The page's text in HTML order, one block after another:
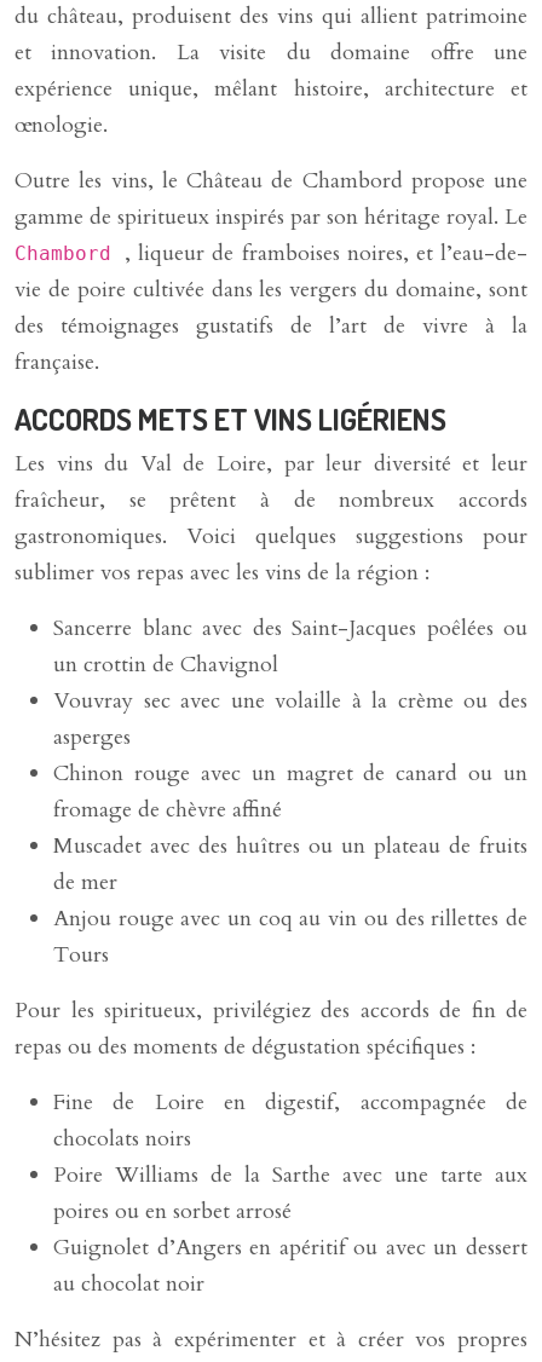
du château, produisent des vins qui allient patrimoine
et innovation. La visite du domaine offre une
expérience unique, mêlant histoire, architecture et
œnologie.
Outre les vins, le Château de Chambord propose une
gamme de spiritueux inspirés par son héritage royal. Le
Chambord , liqueur de framboises noires, et l’eau-de-
vie de poire cultivée dans les vergers du domaine, sont
des témoignages gustatifs de l’art de vivre à la
française.
ACCORDS METS ET VINS LIGÉRIENS
Les vins du Val de Loire, par leur diversité et leur
fraîcheur, se prêtent à de nombreux accords
gastronomiques. Voici quelques suggestions pour
sublimer vos repas avec les vins de la région :
Sancerre blanc avec des Saint-Jacques poêlées ou
un crottin de Chavignol
Vouvray sec avec une volaille à la crème ou des
asperges
Chinon rouge avec un magret de canard ou un
fromage de chèvre affiné
Muscadet avec des huîtres ou un plateau de fruits
de mer
Anjou rouge avec un coq au vin ou des rillettes de
Tours
Pour les spiritueux, privilégiez des accords de fin de
repas ou des moments de dégustation spécifiques :
Fine de Loire en digestif, accompagnée de
chocolats noirs
Poire Williams de la Sarthe avec une tarte aux
poires ou en sorbet arrosé
Guignolet d’Angers en apéritif ou avec un dessert
au chocolat noir
N’hésitez pas à expérimenter et à créer vos propres